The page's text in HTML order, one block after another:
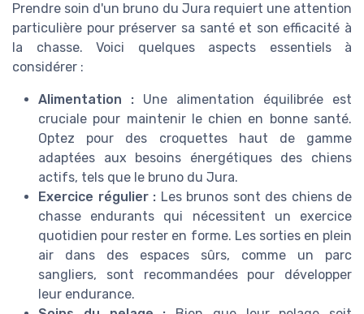
Prendre soin d'un bruno du Jura requiert une attention
particulière pour préserver sa santé et son efficacité à
la chasse. Voici quelques aspects essentiels à
considérer :
Alimentation : Une alimentation équilibrée est
cruciale pour maintenir le chien en bonne santé.
Optez pour des croquettes haut de gamme
adaptées aux besoins énergétiques des chiens
actifs, tels que le bruno du Jura.
Exercice régulier : Les brunos sont des chiens de
chasse endurants qui nécessitent un exercice
quotidien pour rester en forme. Les sorties en plein
air dans des espaces sûrs, comme un parc
sangliers, sont recommandées pour développer
leur endurance.